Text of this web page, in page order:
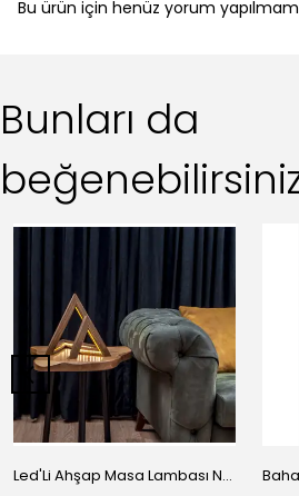
Bu ürün için henüz yorum
Bunları da
Led'Li Ahşap Masa Lambası Natural Ahşap 03